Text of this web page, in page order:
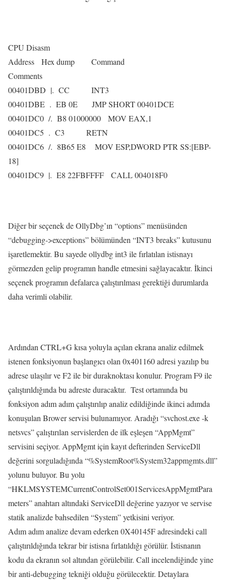
CPU Disasm
Address Hex dump Command
Comments
00401DBD |. CC INT3
00401DBE . EB 0E JMP SHORT 00401DCE
00401DC0 /. B8 01000000 MOV EAX,1
00401DC5 . C3 RETN
00401DC6 /. 8B65 E8 MOV ESP,DWORD PTR SS:[EBP-
18]
00401DC9 |. E8 22FBFFFF CALL 004018F0
Diğer bir seçenek de OllyDbg’ın “options” menüsünden
“debugging->exceptions” bölümünden “INT3 breaks” kutusunu
işaretlemektir. Bu sayede ollydbg int3 ile fırlatılan istisnayı
görmezden gelip programın handle etmesini sağlayacaktır. İkinci
seçenek programın defalarca çalıştırılması gerektiği durumlarda
daha verimli olabilir.
Ardından CTRL+G kısa yoluyla açılan ekrana analiz edilmek
istenen fonksiyonun başlangıcı olan 0x401160 adresi yazılıp bu
adrese ulaşılır ve F2 ile bir duraknoktası konulur. Program F9 ile
çalıştırıldığında bu adreste duracaktır. Test ortamında bu
fonksiyon adım adım çalıştırılıp analiz edildiğinde ikinci adımda
konuşulan Brower servisi bulunamıyor. Aradığı “svchost.exe -k
netsvcs” çalıştırılan servislerden de ilk eşleşen “AppMgmt”
servisini seçiyor. AppMgmt için kayıt defterinden ServiceDll
değerini sorguladığında “%SystemRoot%System32appmgmts.dll”
yolunu buluyor. Bu yolu
“HKLMSYSTEMCurrentControlSet001ServicesAppMgmtPara
meters” anahtarı altındaki ServiceDll değerine yazıyor ve servise
statik analizde bahsedilen “System” yetkisini veriyor.
Adım adım analize devam ederken 0X40145F adresindeki call
çalıştırıldığında tekrar bir istisna fırlatıldığı görülür. İstisnanın
kodu da ekranın sol altından görülebilir. Call incelendiğinde yine
bir anti-debugging tekniği olduğu görülecektir. Detaylara